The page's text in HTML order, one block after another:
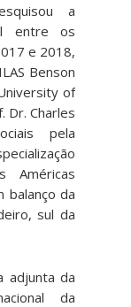
a
entre os
e 2018,
Benson
of
Dr. Charles
pela
Américas
balanço da
sul da
adjunta da
da